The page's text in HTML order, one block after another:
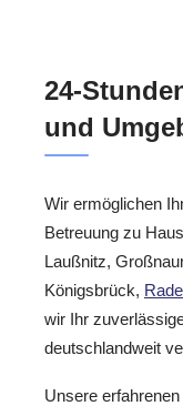
24-
und
Wir ermöglichen
Betreuung zu
Laußnitz,
Königsbrück,
wir Ihr
deutschlandweit
Unsere